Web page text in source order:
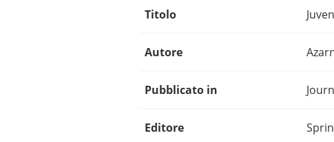
Titolo
Autore
Pubblicato in
Editore